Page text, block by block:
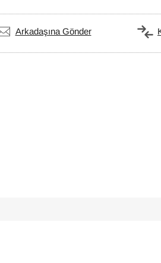
Arkadaşına Gönder